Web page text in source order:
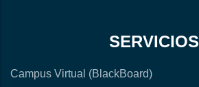
SERVICIOS
Campus Virtual (BlackBoard)